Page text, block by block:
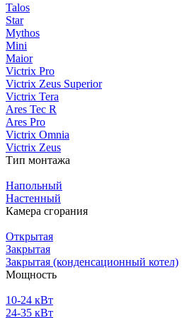
Talos
Star
Mythos
Mini
Maior
Victrix Pro
Victrix Zeus Superior
Victrix Tera
Ares Tec R
Ares Pro
Victrix Omnia
Victrix Zeus
Тип монтажа
Напольный
Настенный
Камера сгорания
Открытая
Закрытая
Закрытая (конденсационный котел)
Мощность
10-24 кВт
24-35 кВт